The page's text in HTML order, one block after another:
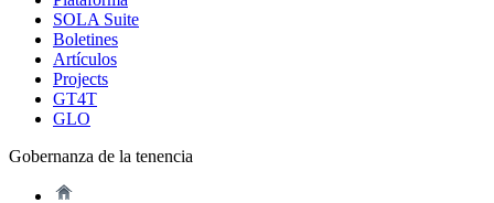
SOLA Suite
Boletines
Artículos
Projects
GT4T
GLO
Gobernanza de la tenencia